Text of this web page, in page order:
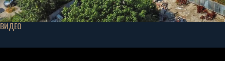
ВИДЕО